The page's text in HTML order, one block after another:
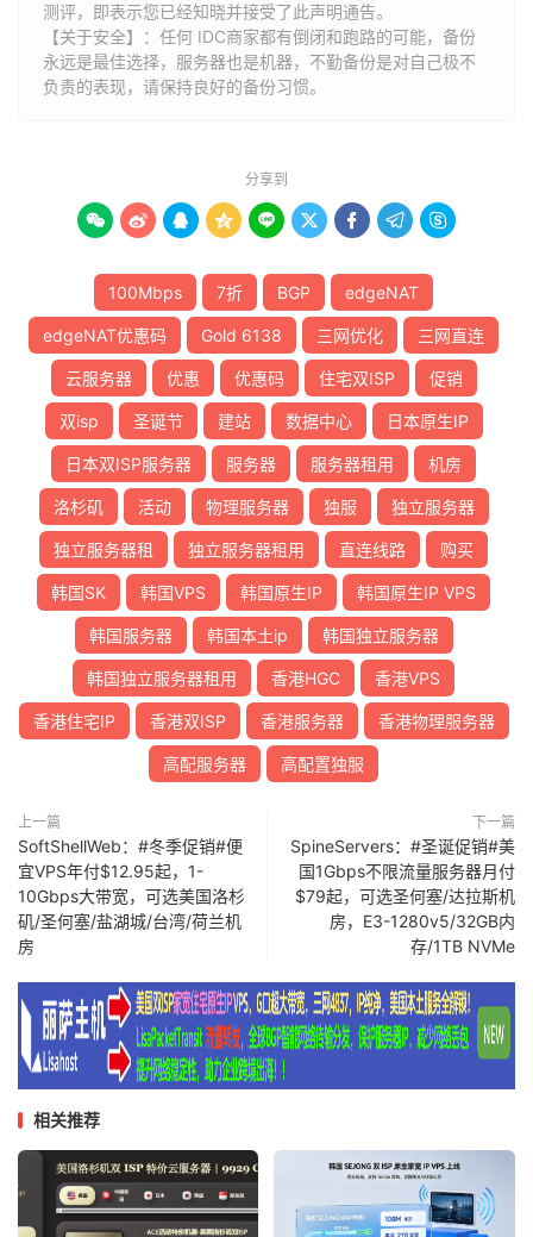
测评，即表示您已经知晓并接受了此声明通告。
【关于安全】：任何 IDC商家都有倒闭和跑路的可能，备份
永远是最佳选择，服务器也是机器，不勤备份是对自己极不
负责的表现，请保持良好的备份习惯。
分享到
        
100Mbps 7折 BGP edgeNAT
edgeNAT优惠码 Gold 6138 三网优化 三网直连
云服务器 优惠 优惠码 住宅双ISP 促销
双isp 圣诞节 建站 数据中心 日本原生IP
日本双ISP服务器 服务器 服务器租用 机房
洛杉矶 活动 物理服务器 独服 独立服务器
独立服务器租 独立服务器租用 直连线路 购买
韩国SK 韩国VPS 韩国原生IP 韩国原生IP VPS
韩国服务器 韩国本土ip 韩国独立服务器
韩国独立服务器租用 香港HGC 香港VPS
香港住宅IP 香港双ISP 香港服务器 香港物理服务器
高配服务器 高配置独服
上一篇
SoftShellWeb：#冬季促销#便
宜VPS年付$12.95起，1-
10Gbps大带宽，可选美国洛杉
矶/圣何塞/盐湖城/台湾/荷兰机
房
下一篇
SpineServers：#圣诞促销#美
国1Gbps不限流量服务器月付
$79起，可选圣何塞/达拉斯机
房，E3-1280v5/32GB内
存/1TB NVMe
相关推荐